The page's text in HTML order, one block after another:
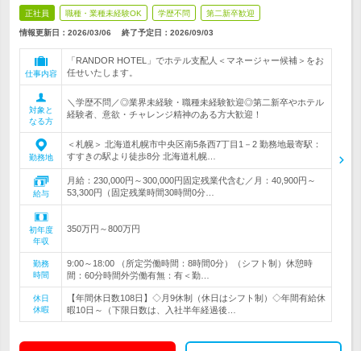
正社員 職種・業種未経験OK 学歴不問 第二新卒歓迎
情報更新日：2026/03/06 終了予定日： 2026/09/03
仕事内容
「RANDOR HOTEL」でホテル支配人＜マネージャー候補＞をお
任せいたします。
対象と
なる方
＼学歴不問／◎業界未経験・職種未経験歓迎◎第二新卒やホテル
経験者、意欲・チャレンジ精神のある方大歓迎！
勤務地
＜札幌＞ 北海道札幌市中央区南5条西7丁目1－2 勤務地最寄駅：
すすきの駅より徒歩8分 北海道札幌…
給与
月給：230,000円～300,000円固定残業代含む／月：40,900円～
53,300円（固定残業時間30時間0分…
初年度
年収
350万円～800万円
勤務
時間
9:00～18:00 （所定労働時間：8時間0分）（シフト制）休憩時
間：60分時間外労働有無：有＜勤…
休日
休暇
【年間休日数108日】◇月9休制（休日はシフト制）◇年間有給休
暇10日～（下限日数は、入社半年経過後…